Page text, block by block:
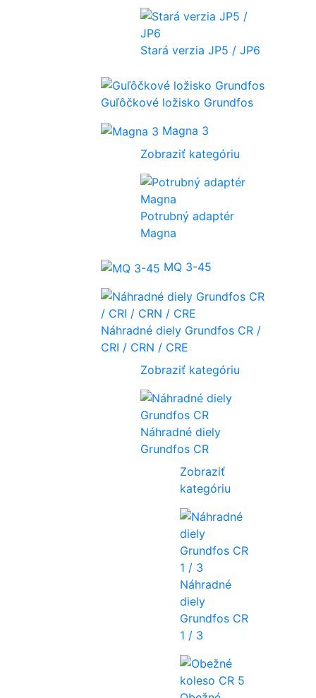
Stará verzia JP5 / JP6
Guľôčkové ložisko Grundfos
Magna 3
Zobraziť kategóriu
Potrubný adaptér
Magna
MQ 3-45
Náhradné diely Grundfos CR /
CRI / CRN / CRE
Zobraziť kategóriu
Náhradné diely
Grundfos CR
Zobraziť
kategóriu
Náhradné
diely
Grundfos CR
1 / 3